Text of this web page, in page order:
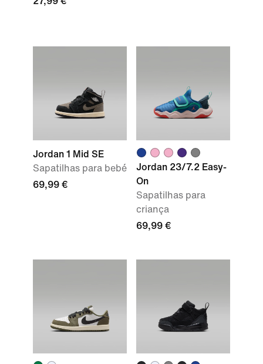
Jordan 1 Mid SE
Sapatilhas para bebé
69,99 €
Jordan 23/7.2 Easy-
On
Sapatilhas para
criança
69,99 €